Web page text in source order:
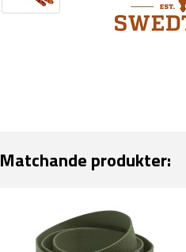
Matchande produkter: